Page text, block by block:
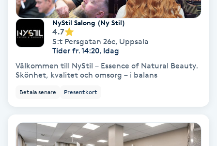
Barnklippning
BIAB
Brynfärgning
NyStil Salong (Ny Stil)
4.7
S:t Persgatan 26c, Uppsala
Tider fr. 14:20, Idag
Välkommen till NyStil – Essence of Natural Beauty.
Skönhet, kvalitet och omsorg – i balans
Betala senare Presentkort